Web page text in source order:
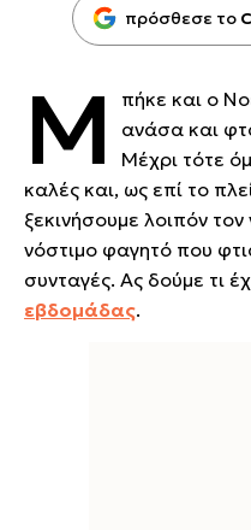
πρόσθεσε το
Μ
πήκε και ο
ανάσα και
Μέχρι τότε
καλές και, ως επί το
ξεκινήσουμε λοιπόν
νόστιμο φαγητό που
συνταγές. Ας δούμε τι
εβδομάδας.